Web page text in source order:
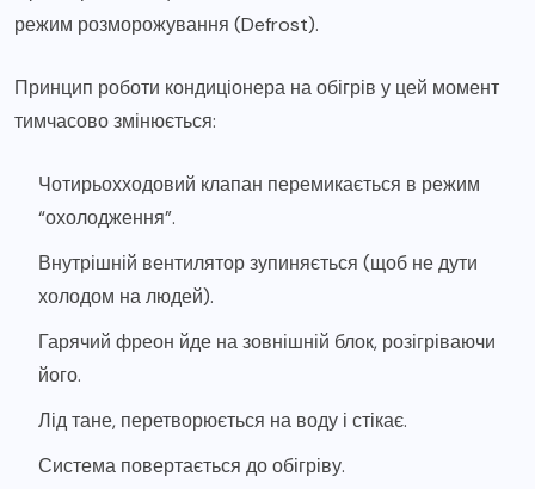
режим розморожування (Defrost).
Принцип роботи кондиціонера на обігрів у цей момент
тимчасово змінюється:
Чотирьохходовий клапан перемикається в режим
“охолодження”.
Внутрішній вентилятор зупиняється (щоб не дути
холодом на людей).
Гарячий фреон йде на зовнішній блок, розігріваючи
його.
Лід тане, перетворюється на воду і стікає.
Система повертається до обігріву.